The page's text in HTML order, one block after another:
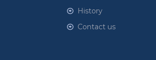
History
Contact us